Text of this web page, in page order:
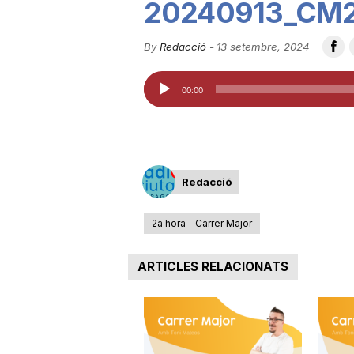
u
t
d
e
By Redacció- 13 setembre, 2024
Reproductor
d'àudio
00:00
Redacció
2a hora - Carrer Major
ARTICLES RELACIONATS